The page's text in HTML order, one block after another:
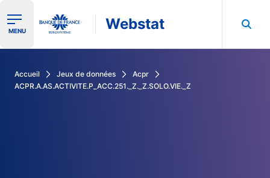
Ouvrir le menu de navigation
MENU Webstat
Accueil Jeux de données
Acpr
ACPR.A.AS.ACTIVITE.P_ACC.251._Z._Z.SOLO.VIE._Z